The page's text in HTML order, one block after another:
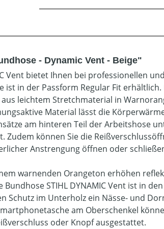
- Dynamic Vent - Beige"
Vent bietet Ihnen bei professionellen
ist in der Passform Regular Fit
leichtem Stretchmaterial in
Material lässt die
am hinteren Teil der Arbeitshose
Zudem können Sie die
Anstrengung öffnen oder
warnenden Orangeton erhöhen
STIHL DYNAMIC Vent ist in
Schutz im Unterholz ein Nässe- und
am Oberschenkel
oder Knopf ausgestattet.